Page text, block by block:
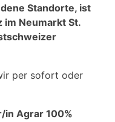
Standorte, ist
im Neumarkt St.
per sofort oder
in Agrar 100%